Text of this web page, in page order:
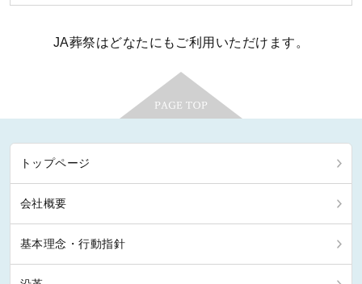
JA葬祭はどなたにもご利用いただけます。
トップページ
会社概要
基本理念・行動指針